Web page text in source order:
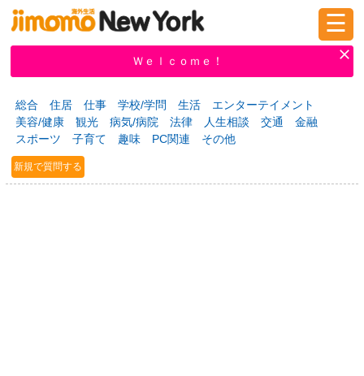
新規登録
掲示板 タウン情報 教えて！
☰
Ｗｅｌｃｏｍｅ！
総合 住居 仕事 学校/学問 生活
エンターテイメント
美容/健康
観光 病気/病院 法律 人生相談 交通
金融
スポーツ
子育て 趣味 PC関連 その他
新規で質問する